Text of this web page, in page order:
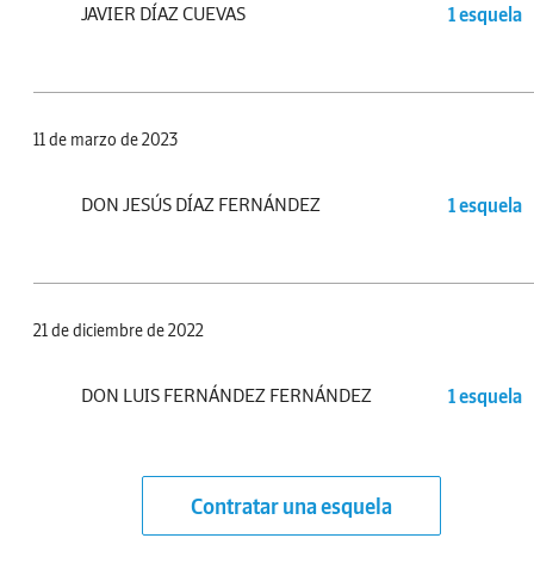
JAVIER DÍAZ CUEVAS 1 esquela
11 de marzo de 2023
DON JESÚS DÍAZ FERNÁNDEZ 1 esquela
21 de diciembre de 2022
DON LUIS FERNÁNDEZ FERNÁNDEZ 1 esquela
Contratar una esquela